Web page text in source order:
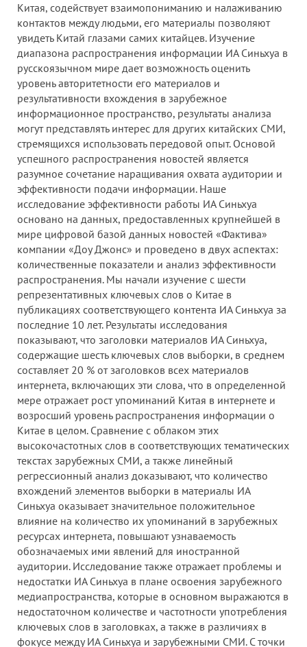
Китая, содействует взаимопониманию и налаживанию
контактов между людьми, его материалы позволяют
увидеть Китай глазами самих китайцев. Изучение
диапазона распространения информации ИА Синьхуа в
русскоязычном мире дает возможность оценить
уровень авторитетности его материалов и
результативности вхождения в зарубежное
информационное пространство, результаты анализа
могут представлять интерес для других китайских СМИ,
стремящихся использовать передовой опыт. Основой
успешного распространения новостей является
разумное сочетание наращивания охвата аудитории и
эффективности подачи информации. Наше
исследование эффективности работы ИА Синьхуа
основано на данных, предоставленных крупнейшей в
мире цифровой базой данных новостей «Фактива»
компании «Доу Джонс» и проведено в двух аспектах:
количественные показатели и анализ эффективности
распространения. Мы начали изучение с шести
репрезентативных ключевых слов о Китае в
публикациях соответствующего контента ИА Синьхуа за
последние 10 лет. Результаты исследования
показывают, что заголовки материалов ИА Синьхуа,
содержащие шесть ключевых слов выборки, в среднем
составляет 20 % от заголовков всех материалов
интернета, включающих эти слова, что в определенной
мере отражает рост упоминаний Китая в интернете и
возросший уровень распространения информации о
Китае в целом. Сравнение с облаком этих
высокочастотных слов в соответствующих тематических
текстах зарубежных СМИ, а также линейный
регрессионный анализ доказывают, что количество
вхождений элементов выборки в материалы ИА
Синьхуа оказывает значительное положительное
влияние на количество их упоминаний в зарубежных
ресурсах интернета, повышают узнаваемость
обозначаемых ими явлений для иностранной
аудитории. Исследование также отражает проблемы и
недостатки ИА Синьхуа в плане освоения зарубежного
медиапространства, которые в основном выражаются в
недостаточном количестве и частотности употребления
ключевых слов в заголовках, а также в различиях в
фокусе между ИА Синьхуа и зарубежными СМИ. С точки